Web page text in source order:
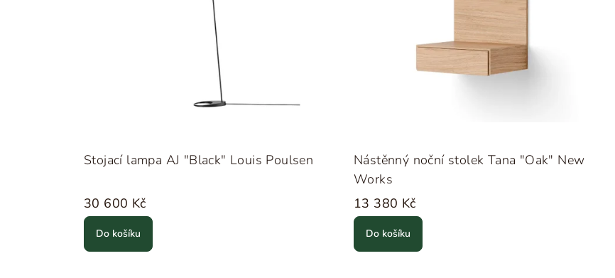
Stojací lampa AJ "Black" Louis Poulsen
30 600 Kč
Do košíku
Nástěnný noční stolek Tana "Oak" New
Works
13 380 Kč
Do košíku